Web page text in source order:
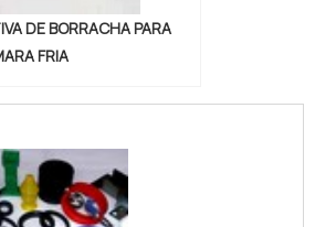
DE BORRACHA PARA
FRIA